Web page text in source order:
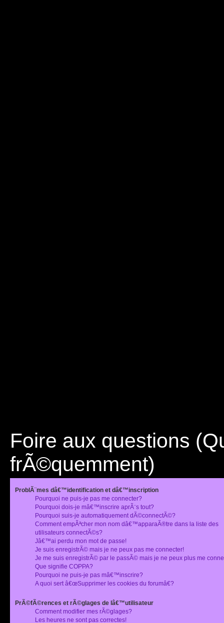
Foire aux questions
frÃ©quemment)
ProblÃ¨mes dâ€™identification et dâ€™inscription
Pourquoi ne puis-je pas me connecter?
Pourquoi dois-je mâ€™inscrire aprÃ¨s tout?
Pourquoi suis-je automatiquement dÃ©connectÃ©?
Comment empÃªcher mon nom dâ€™apparaÃ®tre dans la liste des
utilisateurs connectÃ©s?
Jâ€™ai perdu mon mot de passe!
Je suis enregistrÃ© mais je ne peux pas me connecter!
Je me suis enregistrÃ© par le passÃ© mais je ne peux plus me
Que signifie COPPA?
Pourquoi ne puis-je pas mâ€™inscrire?
A quoi sert â€œSupprimer les cookies du forumâ€?
PrÃ©fÃ©rences et rÃ©glages de lâ€™utilisateur
Comment modifier mes rÃ©glages?
Les heures ne sont pas correctes!